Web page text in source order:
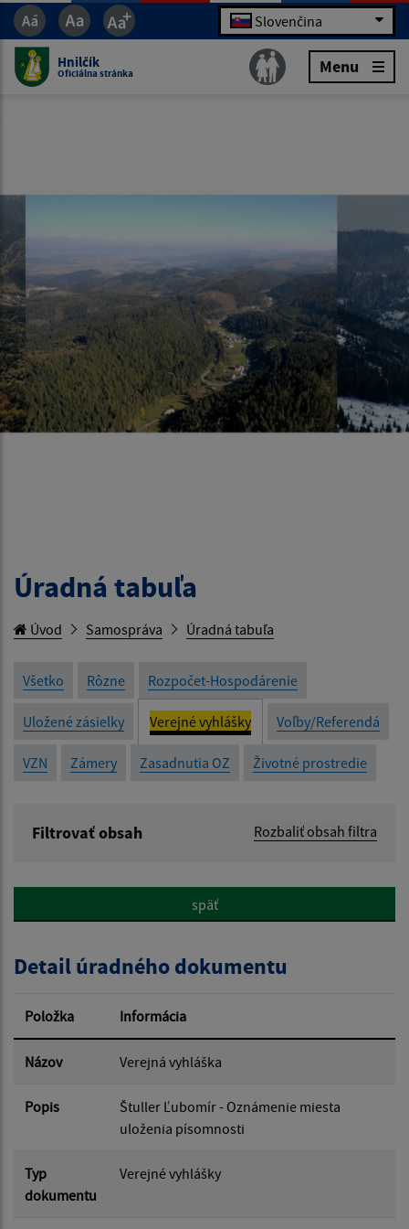
Slovenčina
Hnilčík
Oficiálna stránka Menu
Úradná tabuľa
Úvod Samospráva Úradná tabuľa
Všetko Rôzne Rozpočet-Hospodárenie
Uložené zásielky Verejné vyhlášky Voľby/Referendá
VZN Zámery Zasadnutia OZ Životné prostredie
Filtrovať obsah Rozbaliť obsah filtra
Popis:
Dátum zverejnenia od:
Dátum zverejnenia do:
Filtrovať
späť
Detail úradného dokumentu
Položka Informácia
Názov Verejná vyhláška
Popis
Štuller Ľubomír - Oznámenie miesta
uloženia písomnosti
Typ
dokumentu
Verejné vyhlášky